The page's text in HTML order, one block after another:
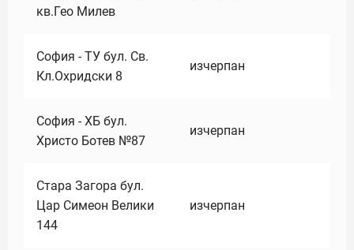
кв.Гео Милев
София - ТУ бул. Св.
Кл.Охридски 8
изчерпан
София - ХБ бул.
Христо Ботев №87
изчерпан
Стара Загора бул.
Цар Симеон Велики
144
изчерпан